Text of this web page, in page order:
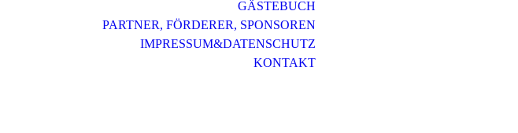
GÄSTEBUCH
PARTNER, FÖRDERER, SPONSOREN
IMPRESSUM&DATENSCHUTZ
KONTAKT